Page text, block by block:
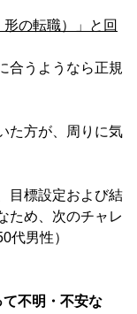
の転職）」と回
合うようなら正規
た方が、周りに気
目標設定および結
ため、次のチャレ
代男性）
不明・不安な